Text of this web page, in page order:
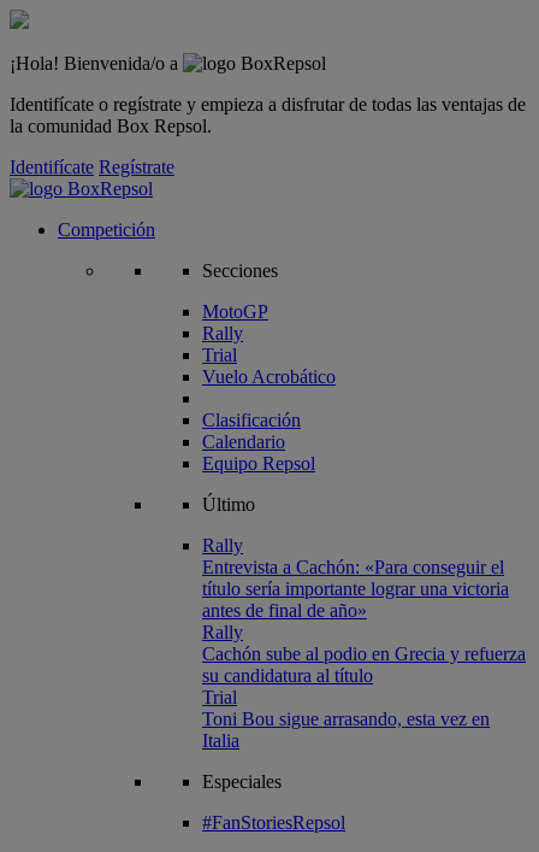
¡Hola! Bienvenida/o a
Identifícate o regístrate y empieza a disfrutar de todas las ventajas de
la comunidad Box Repsol.
Identifícate Regístrate
Competición
Secciones
MotoGP
Rally
Trial
Vuelo Acrobático
Clasificación
Calendario
Equipo Repsol
Último
Rally
Entrevista a Cachón: «Para conseguir el
título sería importante lograr una victoria
antes de final de año»
Rally
Cachón sube al podio en Grecia y refuerza
su candidatura al título
Trial
Toni Bou sigue arrasando, esta vez en
Italia
Especiales
#FanStoriesRepsol